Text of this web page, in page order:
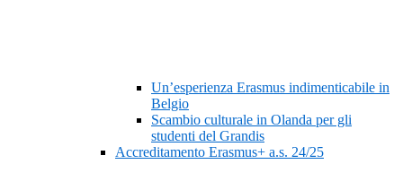
Un’esperienza Erasmus indimenticabile in
Belgio
Scambio culturale in Olanda per gli
studenti del Grandis
Accreditamento Erasmus+ a.s. 24/25